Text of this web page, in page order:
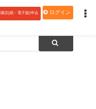
購読(紙・電子版)申込 ログイン